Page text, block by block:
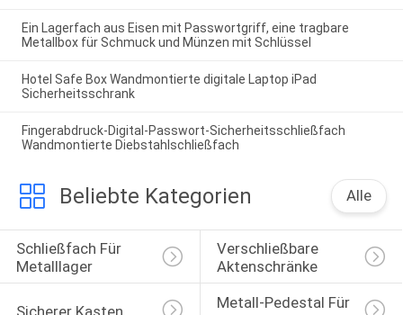
Ein Lagerfach aus Eisen mit Passwortgriff, eine tragbare
Metallbox für Schmuck und Münzen mit Schlüssel
Hotel Safe Box Wandmontierte digitale Laptop iPad
Sicherheitsschrank
Fingerabdruck-Digital-Passwort-Sicherheitsschließfach
Wandmontierte Diebstahlschließfach
Beliebte Kategorien Alle
Schließfach Für
Metalllager
Verschließbare
Aktenschränke
Sicherer Kasten
Metall-Pedestal Für